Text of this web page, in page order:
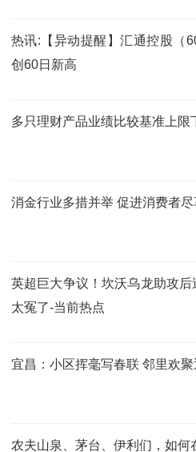
热讯:【异动提醒】汇通控股（
创60日新高
多只理财产品业绩比较基准上限
消金行业多措并举 促进消费者
英超巨大争议！坎沃乌龙助攻
太冤了-当前热点
宜昌：小区挥毫写春联 邻里欢
农夫山泉、茅台、伊利们，如何